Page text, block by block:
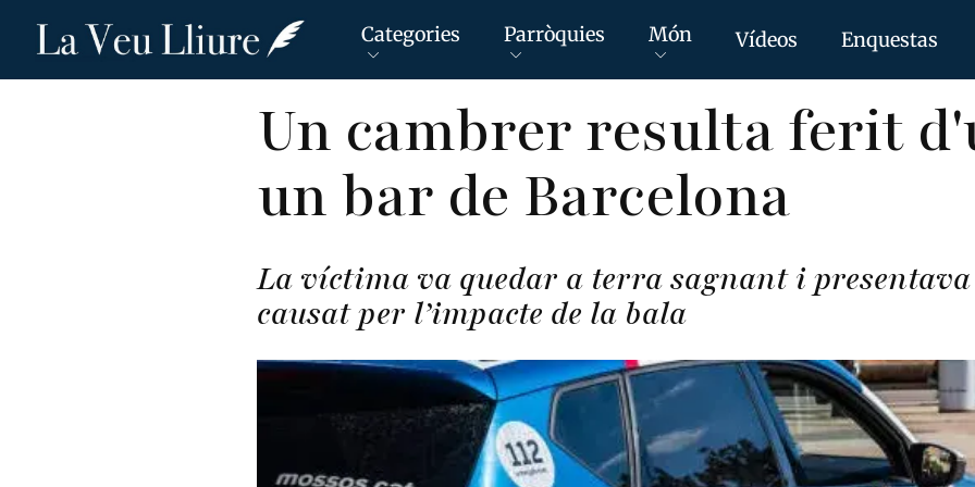
Vés
Categories Parròquies Món Vídeos Enquestas
Un cambrer resulta ferit
un bar de Barcelona
La víctima va quedar a terra sagnant i
causat per l’impacte de la bala